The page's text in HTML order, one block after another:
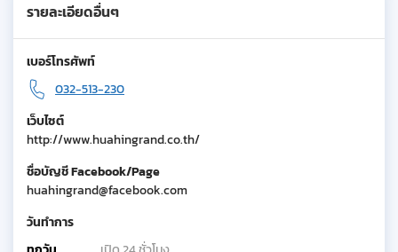
รายละเอียดอื่นๆ
เบอร์โทรศัพท์
032-513-230
เว็บไซต์
http://www.huahingrand.co.th/
ชื่อบัญชี Facebook/Page
huahingrand@facebook.com
วันทำการ